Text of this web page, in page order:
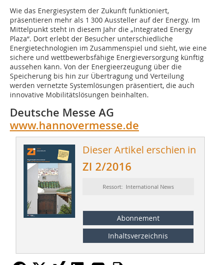
Wie das Energiesystem der Zukunft funktioniert,
präsentieren mehr als 1 300 Aussteller auf der Energy. Im
Mittelpunkt steht in diesem Jahr die „Integrated Energy
Plaza“. Dort erlebt der Besucher unterschiedliche
Energietechnologien im Zusammenspiel und sieht, wie eine
sichere und wettbewerbsfähige Energieversorgung künftig
aussehen kann. Von der Energieerzeugung über die
Speicherung bis hin zur Übertragung und Verteilung
werden vernetzte Systemlösungen präsentiert, die auch
innovative Mobilitätslösungen beinhalten.
Deutsche Messe AG
www.hannovermesse.de
Dieser Artikel erschien in
ZI 2/2016
Ressort: International News
Abonnement
Inhaltsverzeichnis